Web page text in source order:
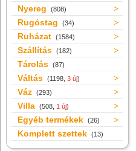
Nyereg (808)
Rugóstag (34)
Ruházat (1584)
Szállítás (182)
Tárolás (87)
Váltás (1198, 3 új)
Váz (293)
Villa (508, 1 új)
Egyéb termékek (26)
Komplett szettek (13)